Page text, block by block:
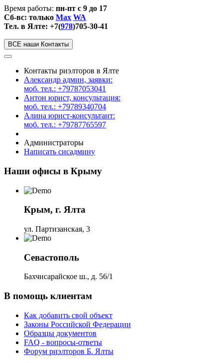
Время работы: пн-пт с 9 до 17
Сб-вс: только Max WA
Тел. в Ялте: +7(978)705-30-41
ВСЕ наши Контакты
Контакты риэлторов в Ялте
Александр админ, заявки:
моб. тел.: +79787053041
Антон юрист, консультация:
моб. тел.: +79789340704
Алина юрист-консультант:
моб. тел.: +79787765597
Администраторы
Написать сисадмину
Наши офисы в Крыму
Крым, г. Ялта
ул. Партизанская, 3
Севастополь
Бахчисарайское ш., д. 56/1
В помощь клиентам
Как добавить свой объект
Законы Российской Федерации
Образцы документов
FAQ - вопросы-ответы
Форум риэлторов Б. Ялты